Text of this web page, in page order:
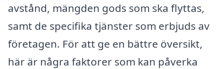
avstånd, mängden gods som ska flyttas,
samt de specifika tjänster som erbjuds av
företagen. För att ge en bättre översikt,
här är några faktorer som kan påverka